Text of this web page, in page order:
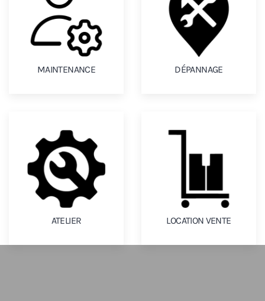
MAINTENANCE DÉPANNAGE
ATELIER LOCATION VENTE